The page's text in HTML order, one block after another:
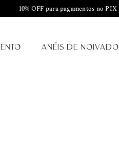
10% OFF para pagamentos no PIX
ANÉIS DE NOIVADO